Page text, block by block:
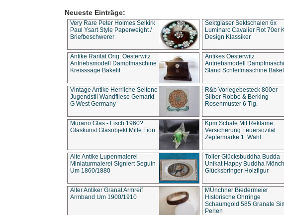
Neueste Einträge:
Very Rare Peter Holmes Selkirk
Paul Ysart Style Paperweight /
Briefbeschwerer
Sektgläser Sektschalen 6x
Luminarc Cavalier Rot 70er
Design Klassiker
Antike Rarität Orig. Oesterwitz
Antriebsmodell Dampfmaschine
Kreisssäge Bakelit
Antikes Oesterwitz
Antriebsmodell
Stand Schleifmaschine
Vintage Antike Herrliche Seltene
Jugendstil Wandfliese Gemarkt
G West Germany
R&b Vorlegebesteck 800er
Silber Robbe & Berking
Rosenmuster 6 Tlg.
Murano Glas - Fisch 1960?
Glaskunst Glasobjekt Mille Fiori
Kpm Schale Mit Reklame
Versicherung Feuersozität
Zeptermarke 1. Wahl
Alte Antike Lupenmalerei
Miniaturmalerei Signiert Seguin
Um 1860/1880
Toller Glücksbuddha Budda
Unikat Happy Buddha Mönch
Glücksbringer Holzfigur
Alter Antiker Granat Armreif
Armband Um 1900/1910
MÜnchner Biedermeier
Historische Ohrringe
Schaumgold 585 Granate
Perlen